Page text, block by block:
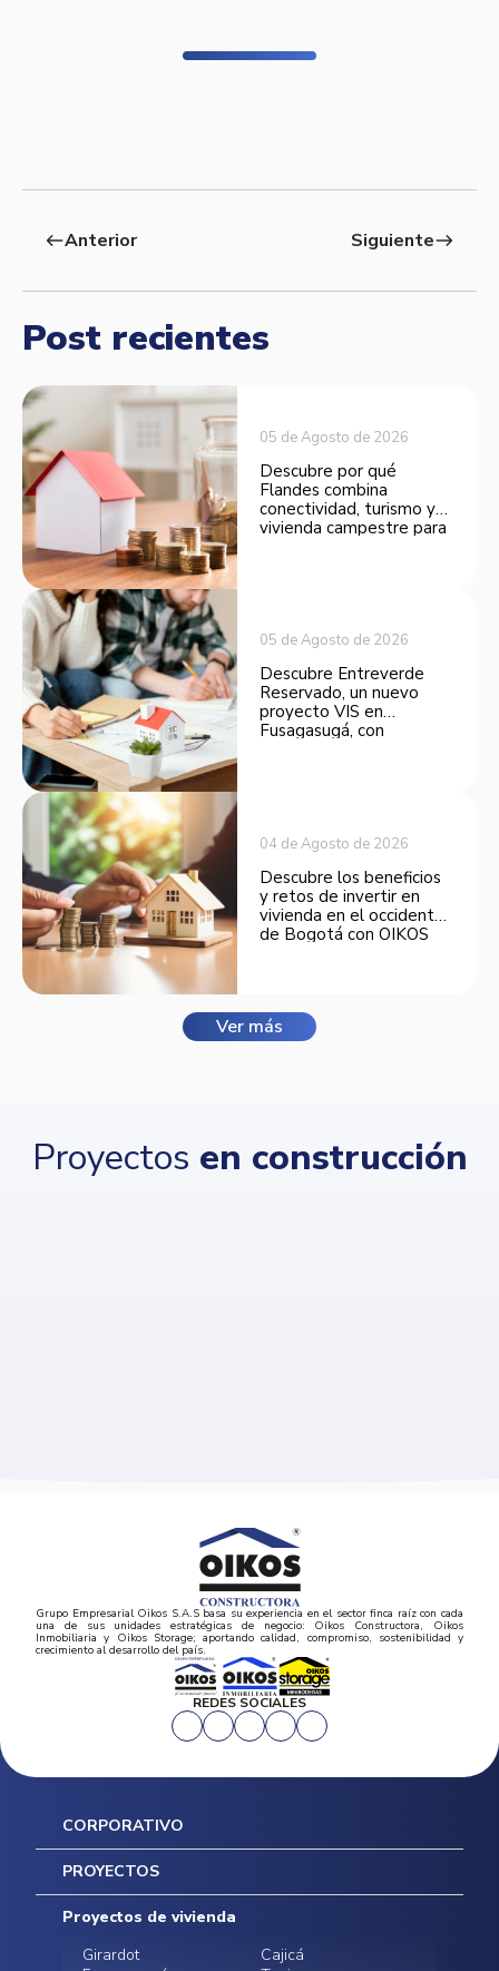
westAnterior Siguienteeast
Post recientes
05 de Agosto de 2026
Descubre por qué
Flandes combina
conectividad, turismo y
vivienda campestre para
05 de Agosto de 2026
Descubre Entreverde
Reservado, un nuevo
proyecto VIS en
Fusagasugá, con
04 de Agosto de 2026
Descubre los beneficios
y retos de invertir en
vivienda en el occidente
de Bogotá con OIKOS
Ver más
Proyectos en construcción
Grupo Empresarial Oikos S.A.S basa su experiencia en el sector finca raíz con cada
una de sus unidades estratégicas de negocio: Oikos Constructora, Oikos
Inmobiliaria y Oikos Storage; aportando calidad, compromiso, sostenibilidad y
crecimiento al desarrollo del país.
REDES SOCIALES
CORPORATIVO
Inicio
Mapa del sitio
Postventas
Contratación Directa
Noticias
PROYECTOS
Proyectos de vivienda
Girardot
Cajicá